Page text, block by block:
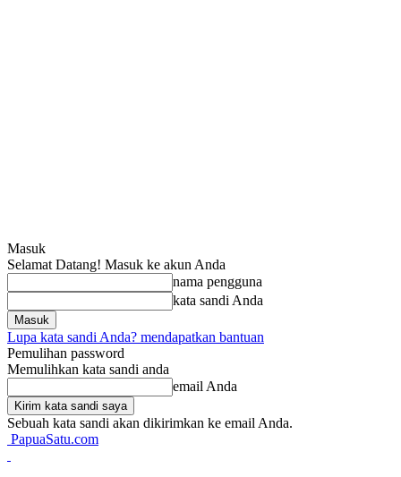
Masuk
Selamat Datang! Masuk ke akun Anda
nama pengguna
kata sandi Anda
Lupa kata sandi Anda? mendapatkan bantuan
Pemulihan password
Memulihkan kata sandi anda
email Anda
Sebuah kata sandi akan dikirimkan ke email Anda.
PapuaSatu.com